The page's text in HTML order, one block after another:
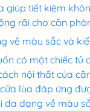
giúp tiết kiệm
rãi cho căn
về màu sắc và
có một chiếc tủ
nội thất của
lùa đáp ứng
đa dạng về màu